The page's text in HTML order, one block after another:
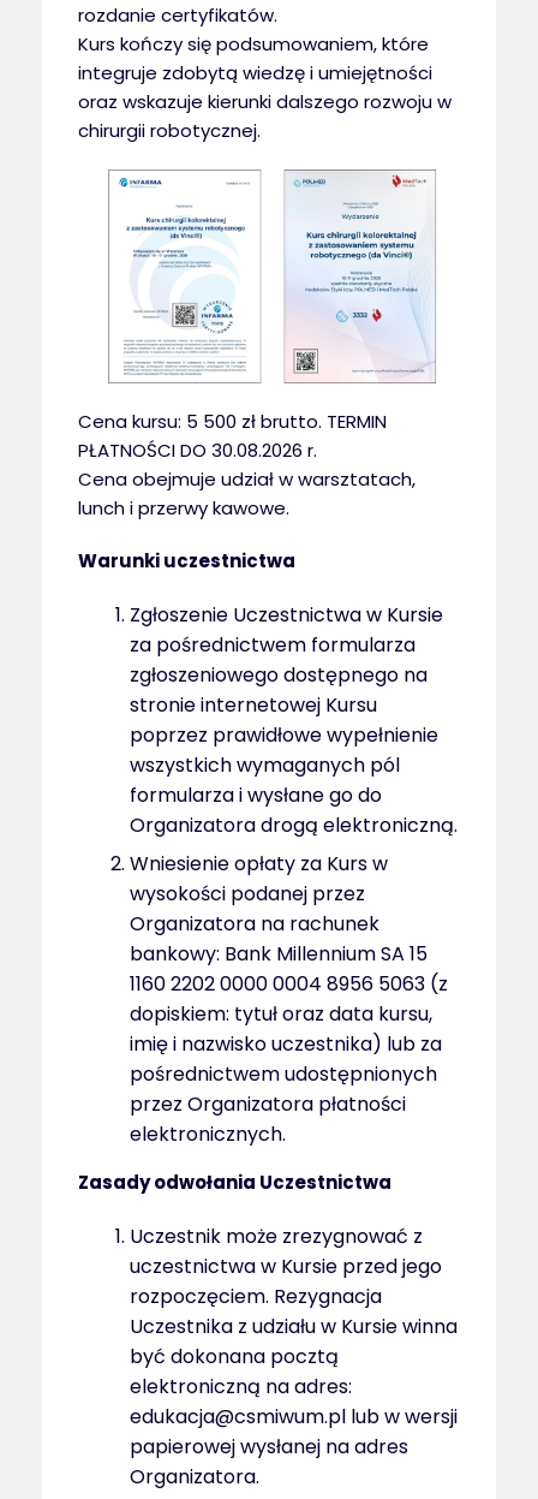
rozdanie certyfikatów.
Kurs kończy się podsumowaniem, które
integruje zdobytą wiedzę i umiejętności
oraz wskazuje kierunki dalszego rozwoju w
chirurgii robotycznej.
Cena kursu: 5 500 zł brutto. TERMIN
PŁATNOŚCI DO 30.08.2026 r.
Cena obejmuje udział w warsztatach,
lunch i przerwy kawowe.
Warunki uczestnictwa
Zgłoszenie Uczestnictwa w Kursie
za pośrednictwem formularza
zgłoszeniowego dostępnego na
stronie internetowej Kursu
poprzez prawidłowe wypełnienie
wszystkich wymaganych pól
formularza i wysłane go do
Organizatora drogą elektroniczną.
Wniesienie opłaty za Kurs w
wysokości podanej przez
Organizatora na rachunek
bankowy: Bank Millennium SA 15
1160 2202 0000 0004 8956 5063 (z
dopiskiem: tytuł oraz data kursu,
imię i nazwisko uczestnika) lub za
pośrednictwem udostępnionych
przez Organizatora płatności
elektronicznych.
Zasady odwołania Uczestnictwa
Uczestnik może zrezygnować z
uczestnictwa w Kursie przed jego
rozpoczęciem. Rezygnacja
Uczestnika z udziału w Kursie winna
być dokonana pocztą
elektroniczną na adres:
edukacja@csmiwum.pl lub w wersji
papierowej wysłanej na adres
Organizatora.